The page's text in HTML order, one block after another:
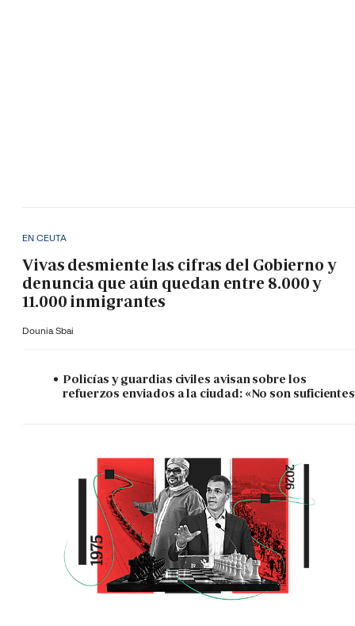
EN CEUTA
Vivas desmiente las cifras del Gobierno y
denuncia que aún quedan entre 8.000 y
11.000 inmigrantes
Dounia Sbai
Policías y guardias civiles avisan sobre los
refuerzos enviados a la ciudad: «No son